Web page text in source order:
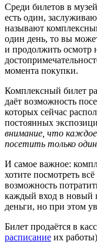
Среди билетов в
есть один,
называют
один день, то вы
и продолжить осмотр
момента покупки.
Комплексный билет
даёт возможность
которых сейчас
постоянных
внимание, что
посетить только один
И самое важное:
хотите посмотреть
возможность
каждый вход в новый
деньги, но при этом
Билет продаётся в
расписание их